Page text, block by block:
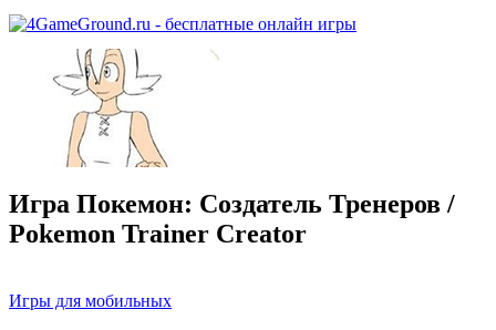
Игра Покемон: Создатель Тренеров /
Pokemon Trainer Creator
Игры для мобильных